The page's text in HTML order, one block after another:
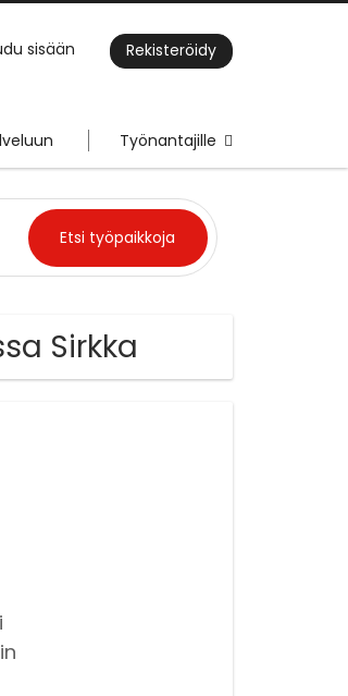
sisään Rekisteröidy
Työnantajille
Sirkka